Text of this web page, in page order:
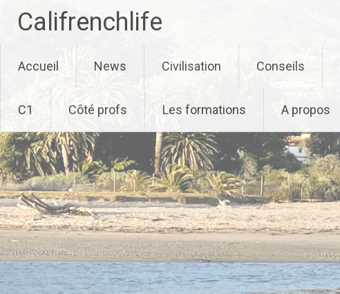
Califrenchlife
to
content
Accueil News Civilisation Conseils
C1 Côté profs Les formations A propos